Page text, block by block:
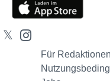
Für Redaktionen